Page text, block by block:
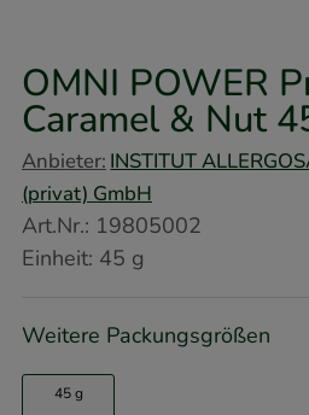
OMNI POWER
Caramel & Nut
Anbieter: INSTITUT
(privat) GmbH
Art.Nr.: 19805002
Einheit: 45 g
Weitere Packungsgrößen
45 g